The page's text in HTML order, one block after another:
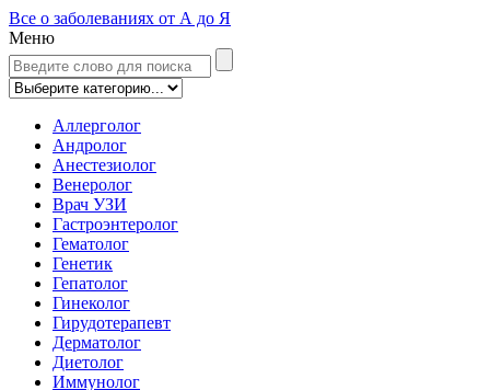
Все о заболеваниях от А до Я
Меню
Аллерголог
Андролог
Анестезиолог
Венеролог
Врач УЗИ
Гастроэнтеролог
Гематолог
Генетик
Гепатолог
Гинеколог
Гирудотерапевт
Дерматолог
Диетолог
Иммунолог